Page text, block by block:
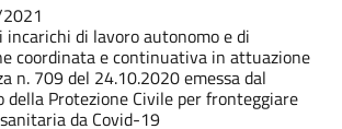
incarichi di lavoro autonomo e di
coordinata e continuativa in attuazione
n. 709 del 24.10.2020 emessa dal
della Protezione Civile per fronteggiare
da Covid-19